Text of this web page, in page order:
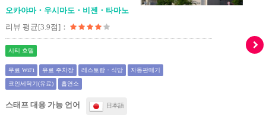
오카야마・우시마도・비젠・타마노
리뷰 평균[3.9점]：
시티 호텔
무료 WiFi 유료 주차장 레스토랑・식당 자동판매기
코인세탁기(유료) 흡연소
스태프 대응 가능 언어 日本語